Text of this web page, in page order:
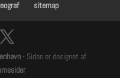
sitemap
- Siden er designet af